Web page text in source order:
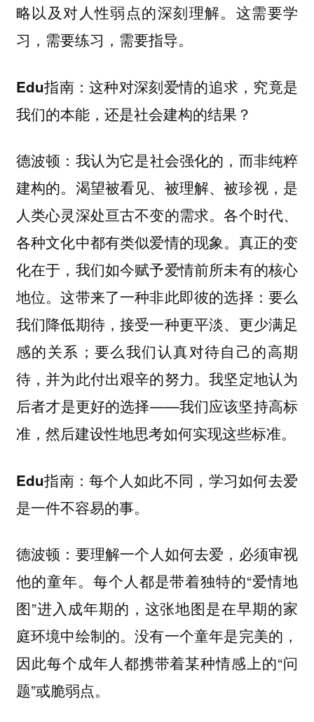
略以及对人性弱点的深刻理解。这需要学
习，需要练习，需要指导。
Edu指南：这种对深刻爱情的追求，究竟是
我们的本能，还是社会建构的结果？
德波顿： 我认为它是社会强化的，而非纯粹
建构的。渴望被看见、被理解、被珍视，是
人类心灵深处亘古不变的需求。各个时代、
各种文化中都有类似爱情的现象。真正的变
化在于，我们如今赋予爱情前所未有的核心
地位。这带来了一种非此即彼的选择：要么
我们降低期待，接受一种更平淡、更少满足
感的关系；要么我们认真对待自己的高期
待，并为此付出艰辛的努力。我坚定地认为
后者才是更好的选择——我们应该坚持高标
准，然后建设性地思考如何实现这些标准。
Edu指南：每个人如此不同，学习如何去爱
是一件不容易的事。
德波顿： 要理解一个人如何去爱，必须审视
他的童年。每个人都是带着独特的“爱情地
图”进入成年期的，这张地图是在早期的家
庭环境中绘制的。没有一个童年是完美的，
因此每个成年人都携带着某种情感上的“问
题”或脆弱点。